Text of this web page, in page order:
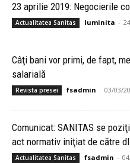
23 aprilie 2019: Negocierile
Actualitatea Sanitas luminita -
Câţi bani vor primi, de fapt,
salarială
Revista presei fsadmin - 03/03/
Comunicat: SANITAS se
act normativ iniţiat de către
Actualitatea Sanitas fsadmin -